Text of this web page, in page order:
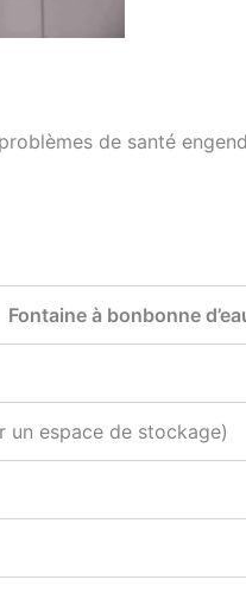
de santé
Fontaine à bonbonne
un espace de stockage)